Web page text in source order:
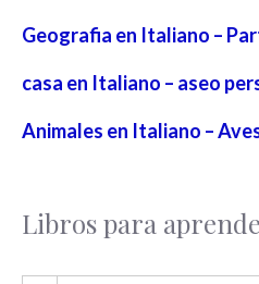
Geografia en Italiano –
casa en Italiano – aseo
Animales en Italiano –
Libros para